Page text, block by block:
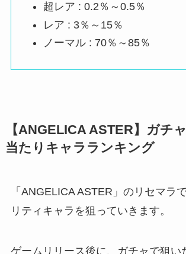
超レア : 0.2％～0.5％
レア : 3％～15％
ノーマル : 70％～85％
【ANGELICA ASTER】ガチ
当たりキャラランキング
「ANGELICA ASTER」のリセマラ
リティキャラを狙っていきます。
ゲームリリース後に、ガチャで狙い